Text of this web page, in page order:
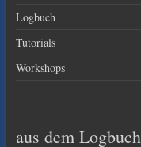
Logbuch
Tutorials
Workshops
aus dem Logbuch